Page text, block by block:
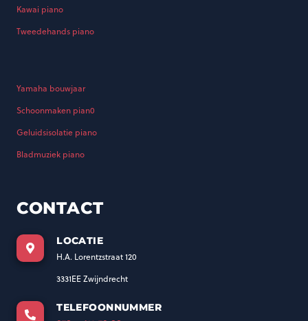
Kawai piano
Tweedehands piano
Yamaha bouwjaar
Schoonmaken pian0
Geluidsisolatie piano
Bladmuziek piano
CONTACT
LOCATIE
H.A. Lorentzstraat 120
3331EE Zwijndrecht
TELEFOONNUMMER